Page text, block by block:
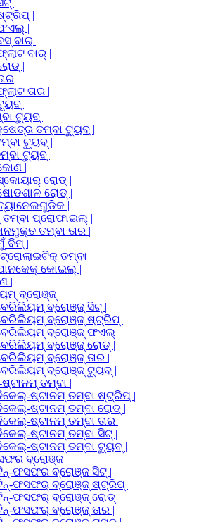
|
|
ବାର୍ |
ବାର୍ |
|
ତାର |
|
ଟ୍ୟୁବ୍ |
ତମ୍ବା ଟ୍ୟୁବ୍ |
ଟ୍ୟୁବ୍ |
ଟ୍ୟୁବ୍ |
|
ରୋଡ୍ |
ରୋଡ୍ |
|
ପ୍ରୋଫାଇଲ୍ |
ତମ୍ବା ତାର |
ବିମ୍ |
ତମ୍ବା |
କୋଇଲ୍ |
|
ବ୍ରୋଞ୍ଜ୍ |
ବ୍ରୋଞ୍ଜ୍ ସିଟ୍ |
ବ୍ରୋଞ୍ଜ୍ ଷ୍ଟ୍ରିପ୍ |
ବ୍ରୋଞ୍ଜ୍ ଫଏଲ୍ |
ବ୍ରୋଞ୍ଜ୍ ରୋଡ୍ |
ବ୍ରୋଞ୍ଜ୍ ତାର |
ବ୍ରୋଞ୍ଜ୍ ଟ୍ୟୁବ୍ |
ତମ୍ବା |
ଷ୍ଟାନମ୍ ତମ୍ବା ଷ୍ଟ୍ରିପ୍ |
ଷ୍ଟାନମ୍ ତମ୍ବା ରୋଡ୍ |
ଷ୍ଟାନମ୍ ତମ୍ବା ତାର |
ଷ୍ଟାନମ୍ ତମ୍ବା ସିଟ୍ |
ଷ୍ଟାନମ୍ ତମ୍ବା ଟ୍ୟୁବ୍ |
ବ୍ରୋଞ୍ଜ |
ଫସଫର ବ୍ରୋଞ୍ଜ ସିଟ୍ |
ଫସଫର୍ ବ୍ରୋଞ୍ଜ୍ ଷ୍ଟ୍ରିପ୍ |
ଫସଫର୍ ବ୍ରୋଞ୍ଜ୍ ରୋଡ୍ |
ଫସଫର୍ ବ୍ରୋଞ୍ଜ୍ ତାର |